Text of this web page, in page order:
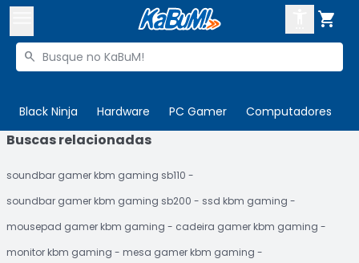

Buscar produtos

Black Ninja Hardware PC Gamer Computadores

 Departamentos
Cupons
Mais Vendidos
ENTRE
CADASTRE-SE
Buscas relacionadas
soundbar gamer kbm gaming sb110
soundbar gamer kbm gaming sb200
ssd kbm gaming
mousepad gamer kbm gaming
cadeira gamer kbm gaming
monitor kbm gaming
mesa gamer kbm gaming